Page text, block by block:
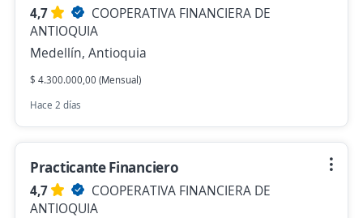
4,7
COOPERATIVA FINANCIERA DE
ANTIOQUIA
Medellín, Antioquia
$ 4.300.000,00 (Mensual)
Hace 2 días
Practicante Financiero
4,7
COOPERATIVA FINANCIERA DE
ANTIOQUIA